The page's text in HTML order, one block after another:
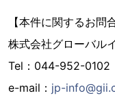
【本件に関するお問
株式会社グローバル
Tel：044-952-0102
e-mail： jp-